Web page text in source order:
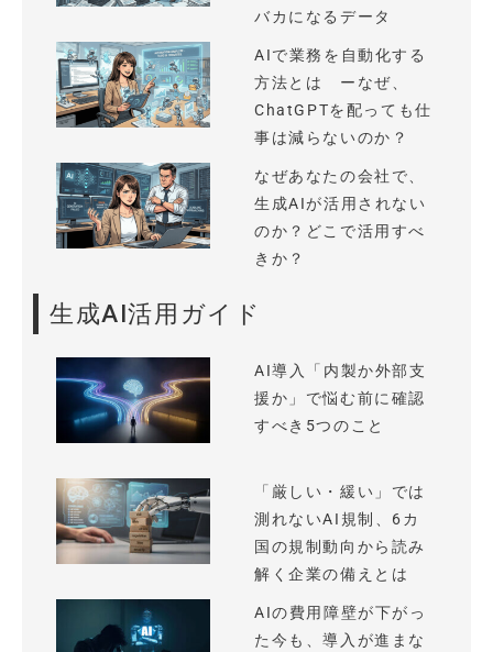
バカになるデータ
AIで業務を自動化する
方法とは ーなぜ、
ChatGPTを配っても仕
事は減らないのか？
なぜあなたの会社で、
生成AIが活用されない
のか？どこで活用すべ
きか？
生成AI活用ガイド
AI導入「内製か外部支
援か」で悩む前に確認
すべき5つのこと
「厳しい・緩い」では
測れないAI規制、6カ
国の規制動向から読み
解く企業の備えとは
AIの費用障壁が下がっ
た今も、導入が進まな